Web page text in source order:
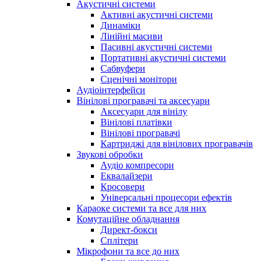
Акустичні системи
Активні акустичні системи
Динаміки
Лінійні масиви
Пасивні акустичні системи
Портативні акустичні системи
Сабвуфери
Сценічні монітори
Аудіоінтерфейси
Вінілові програвачі та аксесуари
Аксесуари для вінілу
Вінілові платівки
Вінілові програвачі
Картриджі для вінілових програвачів
Звукові обробки
Аудіо компресори
Еквалайзери
Кросовери
Універсальні процесори ефектів
Караоке системи та все для них
Комутаційне обладнання
Директ-бокси
Сплітери
Мікрофони та все до них